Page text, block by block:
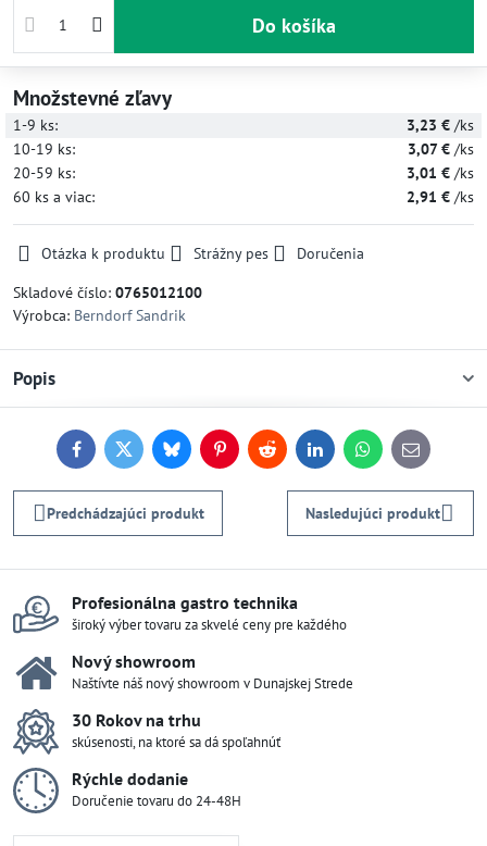
Do košíka
Množstevné zľavy
1-9 ks: 3,23 € /ks
10-19 ks: 3,07 € /ks
20-59 ks: 3,01 € /ks
60 ks a viac: 2,91 € /ks
Otázka k produktu Strážny pes
Doručenia
Skladové číslo: 0765012100
Výrobca: Berndorf Sandrik
Popis
FacebookTwitterBlueskyPinterestReddit LinkedInWhatsApp
E-
mail
Predchádzajúci produkt Nasledujúci produkt
Profesionálna gastro technika
široký výber tovaru za skvelé ceny pre každého
Nový showroom
Naštívte náš nový showroom v Dunajskej Strede
30 Rokov na trhu
skúsenosti, na ktoré sa dá spoľahnúť
Rýchle dodanie
Doručenie tovaru do 24-48H